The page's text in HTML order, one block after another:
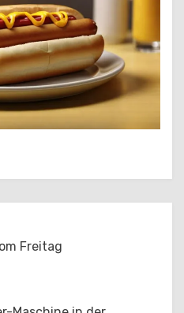
Freitag